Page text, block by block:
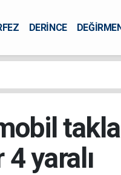
DERİNCE
4 yaralı